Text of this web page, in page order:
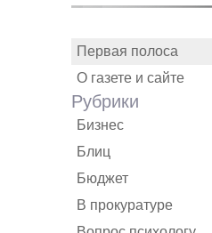
Первая полоса
О газете и сайте
Рубрики
Бизнес
Блиц
Бюджет
В прокуратуре